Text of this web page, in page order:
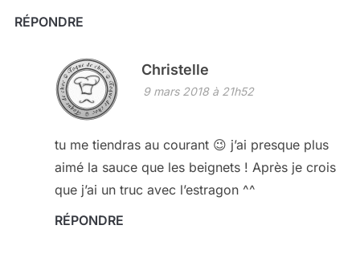
RÉPONDRE
Christelle
9 mars 2018 à 21h52
tu me tiendras au courant 😉 j’ai presque plus
aimé la sauce que les beignets ! Après je crois
que j’ai un truc avec l’estragon ^^
RÉPONDRE